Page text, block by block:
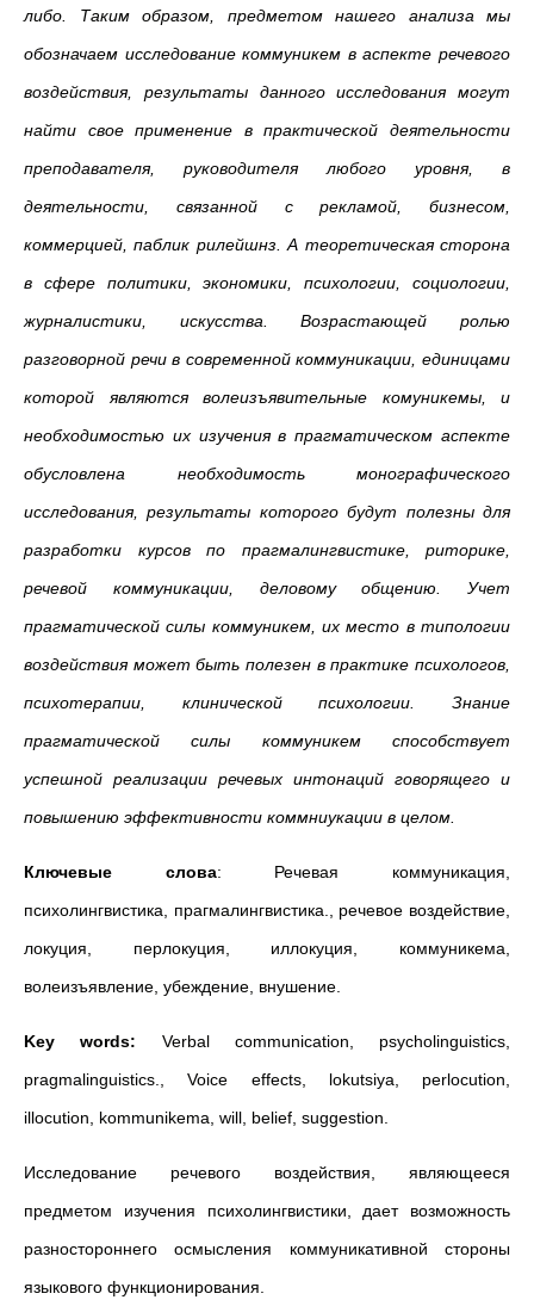
либо. Таким образом, предметом нашего анализа мы
обозначаем исследование коммуникем в аспекте речевого
воздействия, результаты данного исследования могут
найти свое применение в практической деятельности
преподавателя, руководителя любого уровня, в
деятельности, связанной с рекламой, бизнесом,
коммерцией, паблик рилейшнз. А теоретическая сторона
в сфере политики, экономики, психологии, социологии,
журналистики, искусства. Возрастающей ролью
разговорной речи в современной коммуникации, единицами
которой являются волеизъявительные комуникемы, и
необходимостью их изучения в прагматическом аспекте
обусловлена необходимость монографического
исследования, результаты которого будут полезны для
разработки курсов по прагмалингвистике, риторике,
речевой коммуникации, деловому общению. Учет
прагматической силы коммуникем, их место в типологии
воздействия может быть полезен в практике психологов,
психотерапии, клинической психологии. Знание
прагматической силы коммуникем способствует
успешной реализации речевых интонаций говорящего и
повышению эффективности коммниукации в целом.
Ключевые слова: Речевая коммуникация,
психолингвистика, прагмалингвистика., речевое воздействие,
локуция, перлокуция, иллокуция, коммуникема,
волеизъявление, убеждение, внушение.
Key words: Verbal communication, psycholinguistics,
pragmalinguistics., Voice effects, lokutsiya, perlocution,
illocution, kommunikema, will, belief, suggestion.
Исследование речевого воздействия, являющееся
предметом изучения психолингвистики, дает возможность
разностороннего осмысления коммуникативной стороны
языкового функционирования.